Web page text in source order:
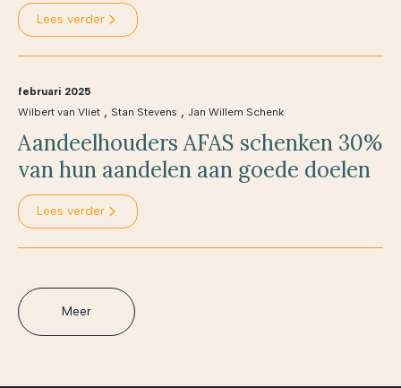
Lees verder
februari 2025
Wilbert van Vliet , Stan Stevens , Jan Willem Schenk
Aandeelhouders AFAS schenken 30%
van hun aandelen aan goede doelen
Lees verder
Meer